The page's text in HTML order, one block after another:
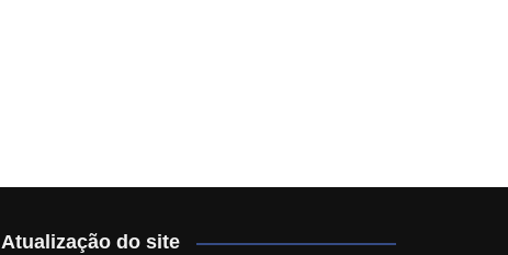
Atualização do site